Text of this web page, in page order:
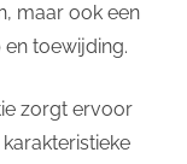
maar ook een
toewijding.
zorgt ervoor